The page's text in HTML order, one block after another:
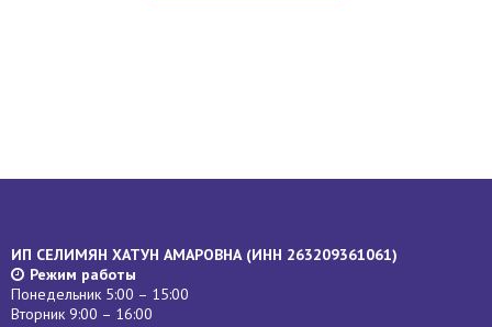
ИП СЕЛИМЯН ХАТУН АМАРОВНА (ИНН 263209361061)
Режим работы
Понедельник 5:00 – 15:00
Вторник 9:00 – 16:00